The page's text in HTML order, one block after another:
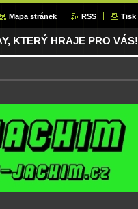
Mapa stránek RSS Tisk
KTERÝ HRAJE PRO VÁS!